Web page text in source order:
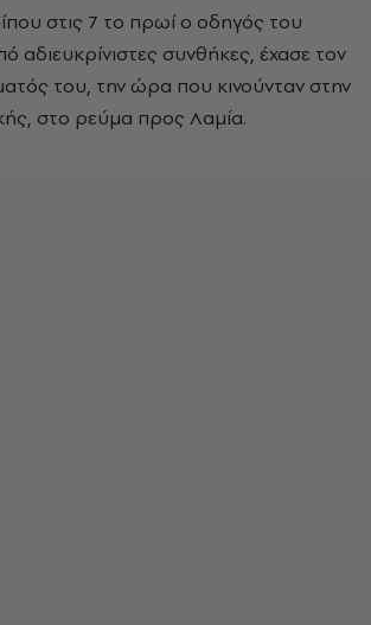
στις 7 το πρωί ο οδηγός του
αδιευκρίνιστες συνθήκες, έχασε τον
του, την ώρα που κινούνταν στην
στο ρεύμα προς Λαμία.